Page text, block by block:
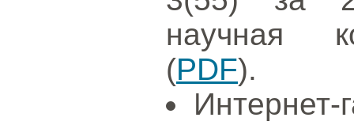
научная
(PDF).
Интернет-